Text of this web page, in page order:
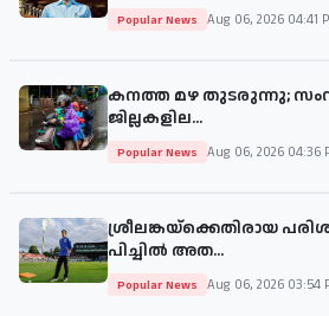
Popular News Aug 06, 2026 04:41
കനത്ത മഴ തുടരുന്നു;
ജില്ലകളില...
Popular News Aug 06, 2026 04:36
ശ്രീലങ്കയ്‌ക്കെതിരായ
പിച്ചിൽ അത...
Popular News Aug 06, 2026 03:54